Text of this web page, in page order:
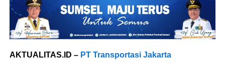
AKTUALITAS.ID – PT Transportasi Jakarta